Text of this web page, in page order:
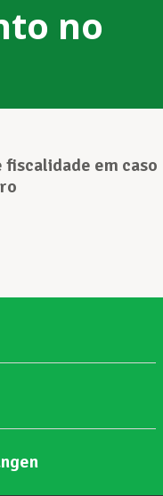
no
fiscalidade em caso